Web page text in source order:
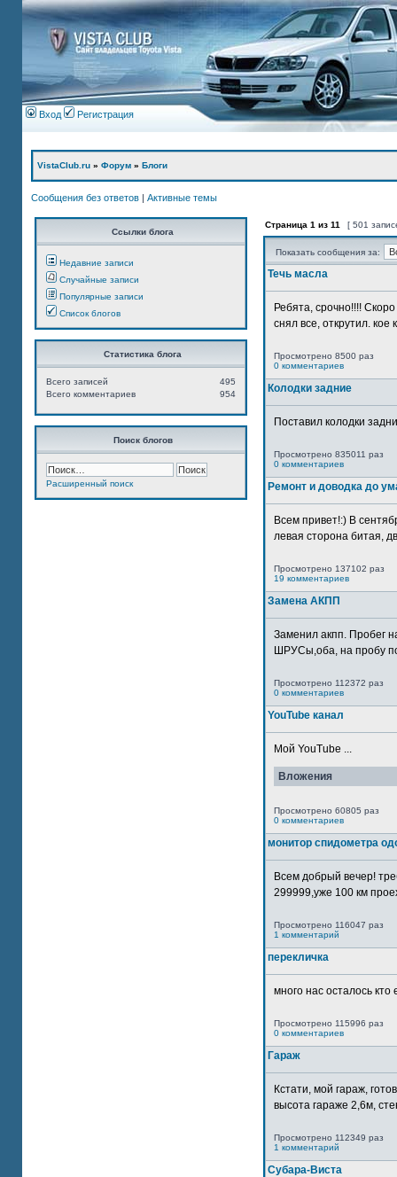
Вход Регистрация
VistaClub.ru » Форум » Блоги
Сообщения без ответов | Активные темы
Ссылки блога
Недавние записи
Случайные записи
Популярные записи
Список блогов
Статистика блога
495
Всего записей
954
Всего комментариев
Поиск блогов
Расширенный поиск
Страница 1 из 11 [ 501
Показать сообщения за:
Течь масла
Ребята, срочно!!!!
снял все, открутил. кое
Просмотрено 8500 раз
0 комментариев
Колодки задние
Поставил колодки
Просмотрено 835011 раз
0 комментариев
Ремонт и доводка до
Всем привет!:) В
левая сторона битая,
Просмотрено 137102 раз
19 комментариев
Замена АКПП
Заменил акпп. Пробег
ШРУСы,оба, на пробу
Просмотрено 112372 раз
0 комментариев
YouTube канал
Мой YouTube ...
Вложения
Просмотрено 60805 раз
0 комментариев
монитор спидометра
Всем добрый вечер!
299999,уже 100 км
Просмотрено 116047 раз
1 комментарий
перекличка
много нас осталось
Просмотрено 115996 раз
0 комментариев
Гараж
Кстати, мой гараж,
высота гараже 2,6м,
Просмотрено 112349 раз
1 комментарий
Субара-Виста